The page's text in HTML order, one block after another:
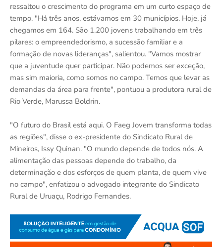
ressaltou o crescimento do programa em um curto espaço de
tempo. "Há três anos, estávamos em 30 municípios. Hoje, já
chegamos em 164. São 1.200 jovens trabalhando em três
pilares: o empreendedorismo, a sucessão familiar e a
formação de novas lideranças", salientou. "Vamos mostrar
que a juventude quer participar. Não podemos ser exceção,
mas sim maioria, como somos no campo. Temos que levar as
demandas da área para frente", pontuou a produtora rural de
Rio Verde, Marussa Boldrin.
"O futuro do Brasil está aqui. O Faeg Jovem transforma todas
as regiões", disse o ex-presidente do Sindicato Rural de
Mineiros, Issy Quinan. "O mundo depende de todos nós. A
alimentação das pessoas depende do trabalho, da
determinação e dos esforços de quem planta, de quem vive
no campo", enfatizou o advogado integrante do Sindicato
Rural de Uruaçu, Rodrigo Fernandes.